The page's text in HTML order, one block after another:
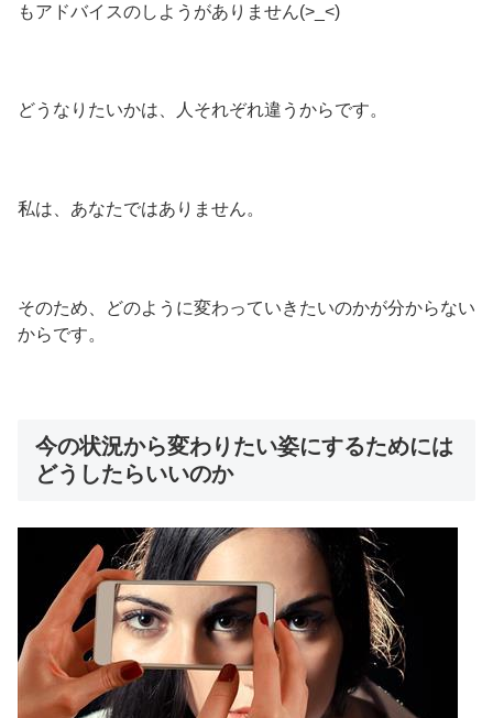
もアドバイスのしようがありません(>_<)
どうなりたいかは、人それぞれ違うからです。
私は、あなたではありません。
そのため、どのように変わっていきたいのかが分からない
からです。
今の状況から変わりたい姿にするためには
どうしたらいいのか